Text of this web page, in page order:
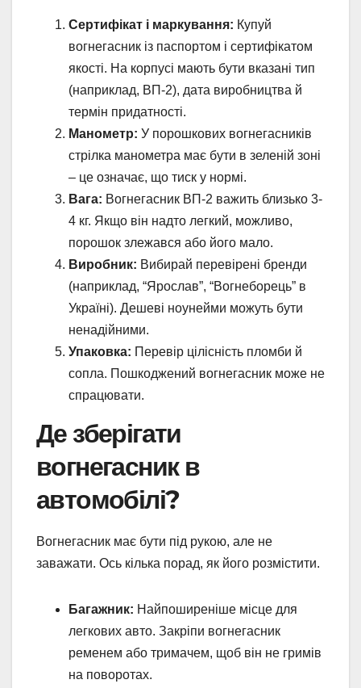
Сертифікат і маркування: Купуй
вогнегасник із паспортом і сертифікатом
якості. На корпусі мають бути вказані тип
(наприклад, ВП-2), дата виробництва й
термін придатності.
Манометр: У порошкових вогнегасників
стрілка манометра має бути в зеленій зоні
– це означає, що тиск у нормі.
Вага: Вогнегасник ВП-2 важить близько 3-
4 кг. Якщо він надто легкий, можливо,
порошок злежався або його мало.
Виробник: Вибирай перевірені бренди
(наприклад, “Ярослав”, “Вогнеборець” в
Україні). Дешеві ноунейми можуть бути
ненадійними.
Упаковка: Перевір цілісність пломби й
сопла. Пошкоджений вогнегасник може не
спрацювати.
Де зберігати
вогнегасник в
автомобілі?
Вогнегасник має бути під рукою, але не
заважати. Ось кілька порад, як його розмістити.
Багажник: Найпоширеніше місце для
легкових авто. Закріпи вогнегасник
ременем або тримачем, щоб він не гримів
на поворотах.